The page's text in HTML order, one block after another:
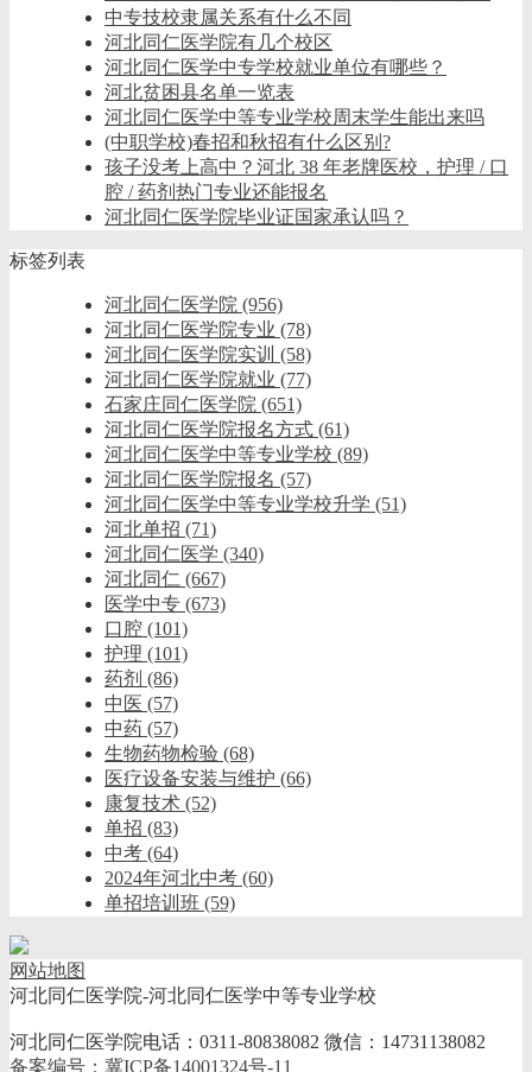
中专技校隶属关系有什么不同
河北同仁医学院有几个校区
河北同仁医学中专学校就业单位有哪些？
河北贫困县名单一览表
河北同仁医学中等专业学校周末学生能出来吗
(中职学校)春招和秋招有什么区别?
孩子没考上高中？河北 38 年老牌医校，护理 / 口
腔 / 药剂热门专业还能报名
河北同仁医学院毕业证国家承认吗？
标签列表
河北同仁医学院 (956)
河北同仁医学院专业 (78)
河北同仁医学院实训 (58)
河北同仁医学院就业 (77)
石家庄同仁医学院 (651)
河北同仁医学院报名方式 (61)
河北同仁医学中等专业学校 (89)
河北同仁医学院报名 (57)
河北同仁医学中等专业学校升学 (51)
河北单招 (71)
河北同仁医学 (340)
河北同仁 (667)
医学中专 (673)
口腔 (101)
护理 (101)
药剂 (86)
中医 (57)
中药 (57)
生物药物检验 (68)
医疗设备安装与维护 (66)
康复技术 (52)
单招 (83)
中考 (64)
2024年河北中考 (60)
单招培训班 (59)
网站地图
河北同仁医学院-河北同仁医学中等专业学校
河北同仁医学院电话：0311-80838082 微信：14731138082
备案编号：冀ICP备14001324号-11